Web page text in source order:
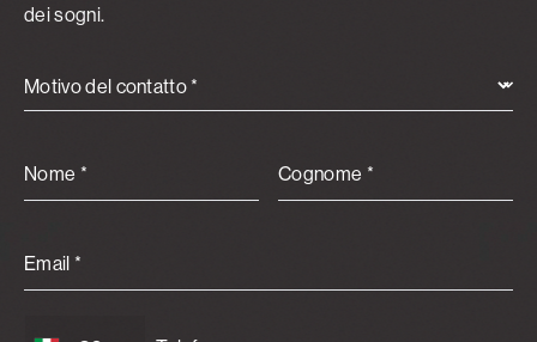
dei sogni.
Motivo del contatto *
Nome * Cognome *
Email *